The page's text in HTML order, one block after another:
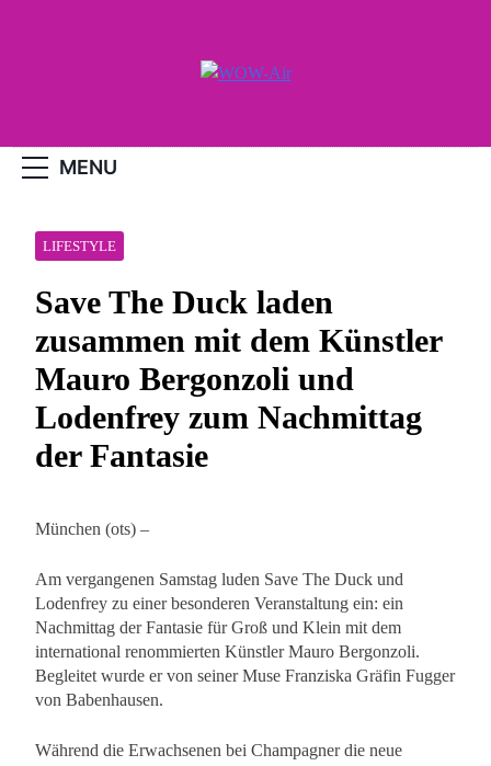
MENU
LIFESTYLE
Save The Duck laden
zusammen mit dem Künstler
Mauro Bergonzoli und
Lodenfrey zum Nachmittag
der Fantasie
München (ots) –
Am vergangenen Samstag luden Save The Duck und
Lodenfrey zu einer besonderen Veranstaltung ein: ein
Nachmittag der Fantasie für Groß und Klein mit dem
international renommierten Künstler Mauro Bergonzoli.
Begleitet wurde er von seiner Muse Franziska Gräfin Fugger
von Babenhausen.
Während die Erwachsenen bei Champagner die neue